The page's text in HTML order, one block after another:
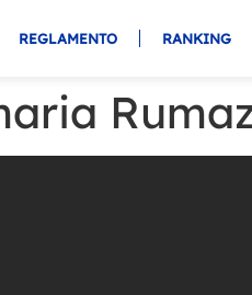
REGLAMENTO RANKING